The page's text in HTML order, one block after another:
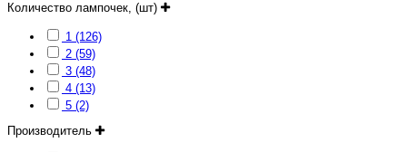
Количество лампочек, (шт)
1 (126)
2 (59)
3 (48)
4 (13)
5 (2)
Производитель